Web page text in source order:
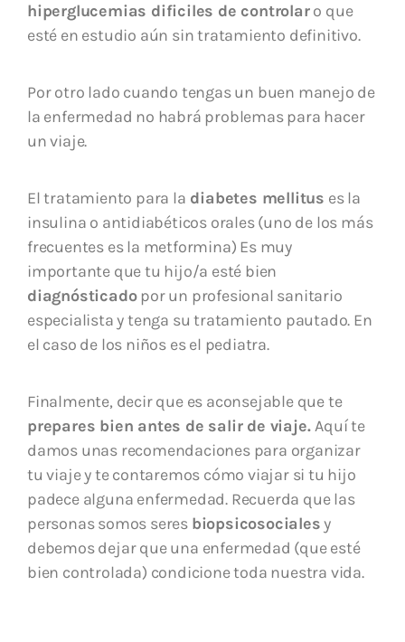
hiperglucemias dificiles de controlaro que
esté en estudio aún sin tratamiento definitivo.
Por otro lado cuando tengas un buen manejo de
la enfermedad no habrá problemas para hacer
un viaje.
El tratamiento para la diabetes mellitus es la
insulina o antidiabéticos orales (uno de los más
frecuentes es la metformina) Es muy
importante que tu hijo/a esté bien
diagnósticadopor un profesional sanitario
especialista y tenga su tratamiento pautado. En
el caso de los niños es el pediatra.
Finalmente, decir que es aconsejable que te
prepares bien antes de salir de viaje.Aquí te
damos unas recomendaciones para organizar
tu viaje y te contaremos cómo viajar si tu hijo
padece alguna enfermedad. Recuerda que las
personas somos seres biopsicosocialesy
debemos dejar que una enfermedad (que esté
bien controlada) condicione toda nuestra vida.